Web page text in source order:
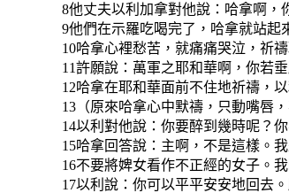
8他丈夫以利加拿對他說：哈拿啊，
9他們在示羅吃喝完了，哈拿就站起
10哈拿心裡愁苦，就痛痛哭泣，祈禱
11許願說：萬軍之耶和華啊，你若
12哈拿在耶和華面前不住地祈禱，
13（原來哈拿心中默禱，只動嘴唇
14以利對他說：你要醉到幾時呢？
15哈拿回答說：主啊，不是這樣。
16不要將婢女看作不正經的女子。
17以利說：你可以平平安安地回去